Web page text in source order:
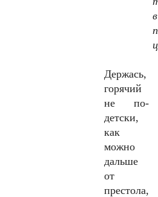
в
Держась,
горячий
не по-
детски,
как
можно
дальше
от
престола,